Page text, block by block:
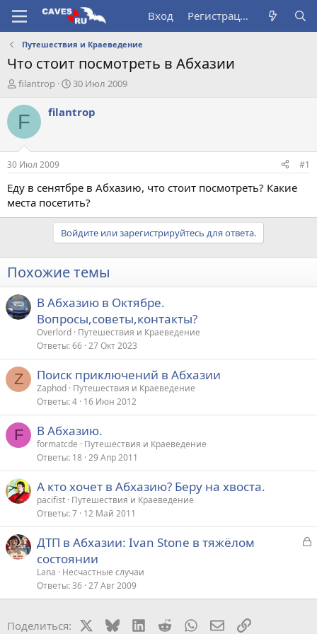
Вход Регистрация
Путешествия и Краеведение
Что стоит посмотреть в Абхазии
А
т
о
т
е
м
ы
filantrop
Д
т
а
л
а
30 Июл 2009
F filantrop
30 Июл 2009 #1
Еду в сенятбре в Абхазию, что стоит посмотреть? Какие
места посетить?
Войдите или зарегистрируйтесь для ответа.
Похожие темы
В Абхазию в Октябре.
Вопросы,советы,контакты?
Overlord Путешествия и Краеведение
Ответы 66 27 Окт 2023
Z Поиск приключений в Абхазии
Zaphod Путешествия и Краеведение
Ответы 4 16 Июн 2012
F В Абхазию.
formatcde
Путешествия и Краеведение
Ответы 18 29 Апр 2011
А кто хочет в Абхазию? Беру на хвоста.
pacifist Путешествия и Краеведение
Ответы 7 12 Май 2011
З
ДТП в Абхазии: Ivan Stone в тяжёлом
состоянии
Lana
Несчастные случаи
Ответы 36 27 Авг 2009
Поделиться: BlueskyLinkedIn
RedditWhatsAppЭлектронная
Ссылка